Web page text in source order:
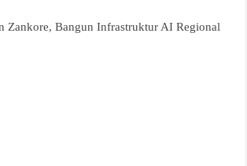
Zankore, Bangun Infrastruktur AI Regional